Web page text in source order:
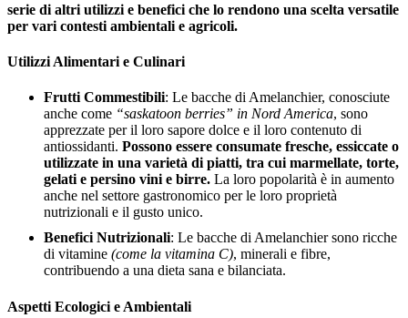
serie di altri utilizzi e benefici che lo rendono una scelta versatile
per vari contesti ambientali e agricoli.
Utilizzi Alimentari e Culinari
Frutti Commestibili: Le bacche di Amelanchier, conosciute
anche come “saskatoon berries” in Nord America, sono
apprezzate per il loro sapore dolce e il loro contenuto di
antiossidanti. Possono essere consumate fresche, essiccate o
utilizzate in una varietà di piatti, tra cui marmellate, torte,
gelati e persino vini e birre. La loro popolarità è in aumento
anche nel settore gastronomico per le loro proprietà
nutrizionali e il gusto unico.
Benefici Nutrizionali: Le bacche di Amelanchier sono ricche
di vitamine (come la vitamina C), minerali e fibre,
contribuendo a una dieta sana e bilanciata.
Aspetti Ecologici e Ambientali